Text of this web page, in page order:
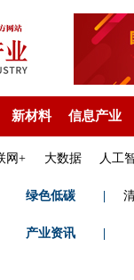
新材料 信息产业
网+ 大数据 人工
绿色低碳
产业资讯